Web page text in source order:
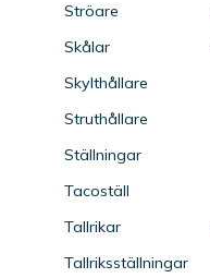
Ströare
Skålar
Skylthållare
Struthållare
Ställningar
Tacoställ
Tallrikar
Tallriksställningar